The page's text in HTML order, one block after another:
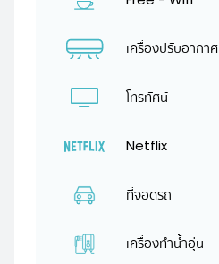
เครื่องปรับอากาศ
โทรทัศน์
Netflix
ที่จอดรถ
เครื่องทำน้ำอุ่น